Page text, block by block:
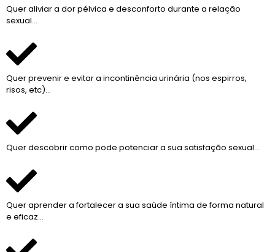
Quer aliviar a dor pélvica e desconforto durante a relação
sexual…
Quer prevenir e evitar a incontinência urinária (nos espirros,
risos, etc)…
Quer descobrir como pode potenciar a sua satisfação sexual…
Quer aprender a fortalecer a sua saúde íntima de forma natural
e eficaz…